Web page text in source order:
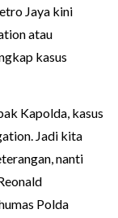
Jaya kini
atau
kasus
Kapolda, kasus
Jadi kita
nanti
Polda